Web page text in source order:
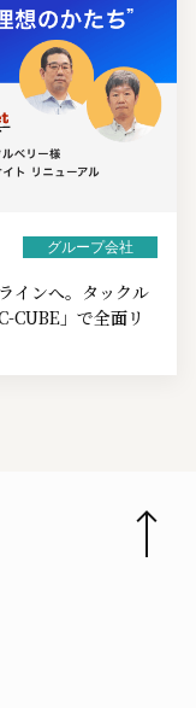
グループ会社
インへ。タックル
CUBE」で全面リ